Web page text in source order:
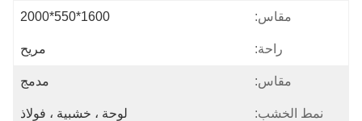
مقاس: 1600*550*2000
راحة: مريح
مقاس: مدمج
نمط الخشب: لوحة ، خشبية ، فولاذ